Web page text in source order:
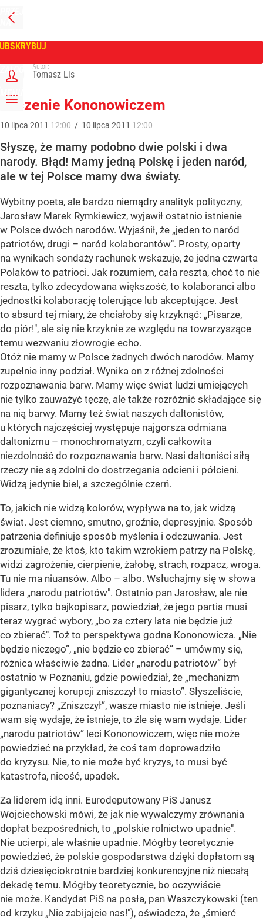
PRZEJDŹ
NA
GŁÓWNĄ
ZALOGUJ
MENU
Tygodnik Wprost
Autor:
Tomasz Lis
Leczenie Kononowiczem
10 lipca 2011 12:00 / 10 lipca 2011 12:00
Słyszę, że mamy podobno dwie polski i dwa
narody. Błąd! Mamy jedną Polskę i jeden naród,
ale w tej Polsce mamy dwa światy.
Wybitny poeta, ale bardzo niemądry analityk polityczny,
Jarosław Marek Rymkiewicz, wyjawił ostatnio istnienie
w Polsce dwóch narodów. Wyjaśnił, że „jeden to naród
patriotów, drugi – naród kolaborantów". Prosty, oparty
na wynikach sondaży rachunek wskazuje, że jedna czwarta
Polaków to patrioci. Jak rozumiem, cała reszta, choć to nie
reszta, tylko zdecydowana większość, to kolaboranci albo
jednostki kolaborację tolerujące lub akceptujące. Jest
to absurd tej miary, że chciałoby się krzyknąć: „Pisarze,
do piór!", ale się nie krzyknie ze względu na towarzyszące
temu wezwaniu złowrogie echo.
Otóż nie mamy w Polsce żadnych dwóch narodów. Mamy
zupełnie inny podział. Wynika on z różnej zdolności
rozpoznawania barw. Mamy więc świat ludzi umiejących
nie tylko zauważyć tęczę, ale także rozróżnić składające się
na nią barwy. Mamy też świat naszych daltonistów,
u których najczęściej występuje najgorsza odmiana
daltonizmu – monochromatyzm, czyli całkowita
niezdolność do rozpoznawania barw. Nasi daltoniści siłą
rzeczy nie są zdolni do dostrzegania odcieni i półcieni.
Widzą jedynie biel, a szczególnie czerń.
To, jakich nie widzą kolorów, wypływa na to, jak widzą
świat. Jest ciemno, smutno, groźnie, depresyjnie. Sposób
patrzenia definiuje sposób myślenia i odczuwania. Jest
zrozumiałe, że ktoś, kto takim wzrokiem patrzy na Polskę,
widzi zagrożenie, cierpienie, żałobę, strach, rozpacz, wroga.
Tu nie ma niuansów. Albo – albo. Wsłuchajmy się w słowa
lidera „narodu patriotów". Ostatnio pan Jarosław, ale nie
pisarz, tylko bajkopisarz, powiedział, że jego partia musi
teraz wygrać wybory, „bo za cztery lata nie będzie już
co zbierać". Toż to perspektywa godna Kononowicza. „Nie
będzie niczego”, „nie będzie co zbierać” – umówmy się,
różnica właściwie żadna. Lider „narodu patriotów” był
ostatnio w Poznaniu, gdzie powiedział, że „mechanizm
gigantycznej korupcji zniszczył to miasto”. Słyszeliście,
poznaniacy? „Zniszczył”, wasze miasto nie istnieje. Jeśli
wam się wydaje, że istnieje, to źle się wam wydaje. Lider
„narodu patriotów” leci Kononowiczem, więc nie może
powiedzieć na przykład, że coś tam doprowadziło
do kryzysu. Nie, to nie może być kryzys, to musi być
katastrofa, nicość, upadek.
Za liderem idą inni. Eurodeputowany PiS Janusz
Wojciechowski mówi, że jak nie wywalczymy zrównania
dopłat bezpośrednich, to „polskie rolnictwo upadnie".
Nie ucierpi, ale właśnie upadnie. Mógłby teoretycznie
powiedzieć, że polskie gospodarstwa dzięki dopłatom są
dziś dziesięciokrotnie bardziej konkurencyjne niż niecałą
dekadę temu. Mógłby teoretycznie, bo oczywiście
nie może. Kandydat PiS na posła, pan Waszczykowski (ten
od krzyku „Nie zabijajcie nas!"), oświadcza, że „śmierć